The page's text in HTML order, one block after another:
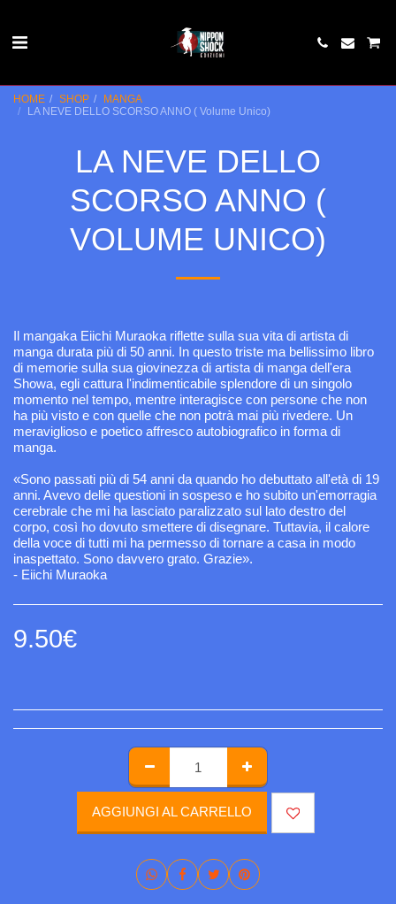
HOME SHOP
MANGA
LA NEVE DELLO SCORSO ANNO ( Volume Unico)
LA NEVE DELLO
SCORSO ANNO (
VOLUME UNICO)
Il mangaka Eiichi Muraoka riflette sulla sua vita di artista di
manga durata più di 50 anni. In questo triste ma bellissimo libro
di memorie sulla sua giovinezza di artista di manga dell'era
Showa, egli cattura l'indimenticabile splendore di un singolo
momento nel tempo, mentre interagisce con persone che non
ha più visto e con quelle che non potrà mai più rivedere. Un
meraviglioso e poetico affresco autobiografico in forma di
manga.
«Sono passati più di 54 anni da quando ho debuttato all'età di 19
anni. Avevo delle questioni in sospeso e ho subito un'emorragia
cerebrale che mi ha lasciato paralizzato sul lato destro del
corpo, così ho dovuto smettere di disegnare. Tuttavia, il calore
della voce di tutti mi ha permesso di tornare a casa in modo
inaspettato. Sono davvero grato. Grazie».
- Eiichi Muraoka
9.50€
AGGIUNGI AL CARRELLO